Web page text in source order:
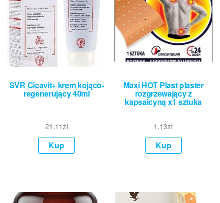
SVR Cicavit+ krem kojąco-
regenerujący 40ml
21,11zł
Kup
Maxi HOT Plast plaster
rozgrzewający z
kapsaicyną x1 sztuka
1,13zł
Kup